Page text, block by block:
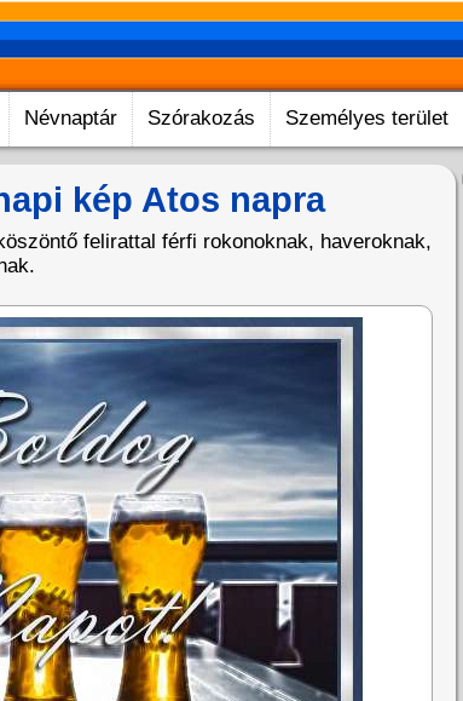
Névnaptár Szórakozás Személyes terület
kép Atos napra
felirattal férfi rokonoknak, haveroknak,